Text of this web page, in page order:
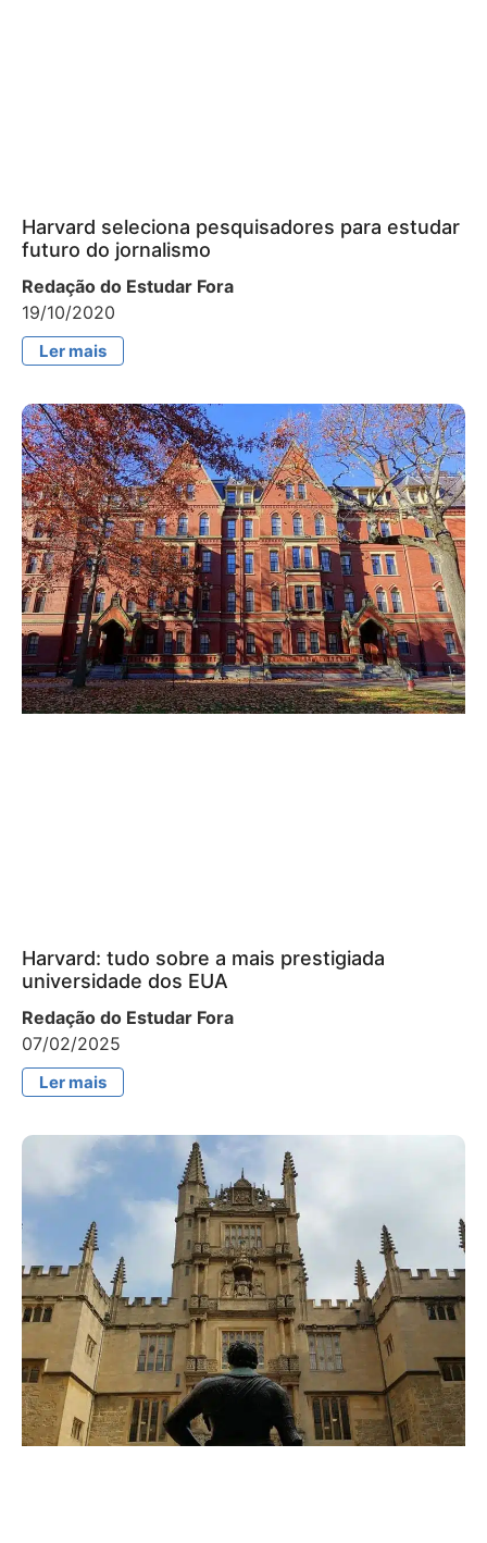
Harvard seleciona pesquisadores para estudar
futuro do jornalismo
Redação do Estudar Fora
19/10/2020
Ler mais
Harvard: tudo sobre a mais prestigiada
universidade dos EUA
Redação do Estudar Fora
07/02/2025
Ler mais